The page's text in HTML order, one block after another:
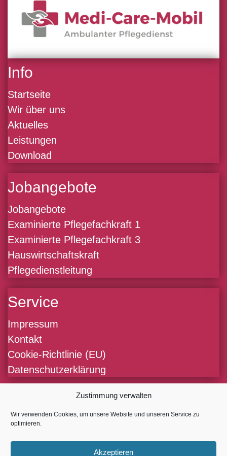
Zustimmung verwalten
Wir verwenden Cookies, um unsere Website und unseren Service zu
optimieren.
Akzeptieren
Info
Startseite
Wir über uns
Aktuelles
Leistungen
Download
Jobangebote
Jobangebote
Examinierte Pflegefachkraft 1
Examinierte Pflegefachkraft 3
Hauswirtschaftskraft
Pflegedienstleitung
Service
Impressum
Kontakt
Cookie-Richtlinie (EU)
Datenschutzerklärung
Im Defdahl 10 E
44141 Dortmund